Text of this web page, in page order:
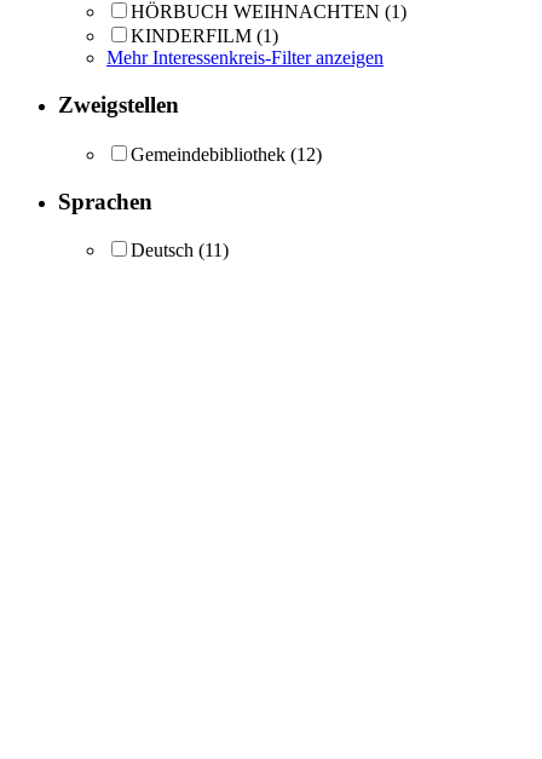
HÖRBUCH WEIHNACHTEN (1)
KINDERFILM (1)
Mehr Interessenkreis-Filter anzeigen
Zweigstellen
Gemeindebibliothek (12)
Sprachen
Deutsch (11)